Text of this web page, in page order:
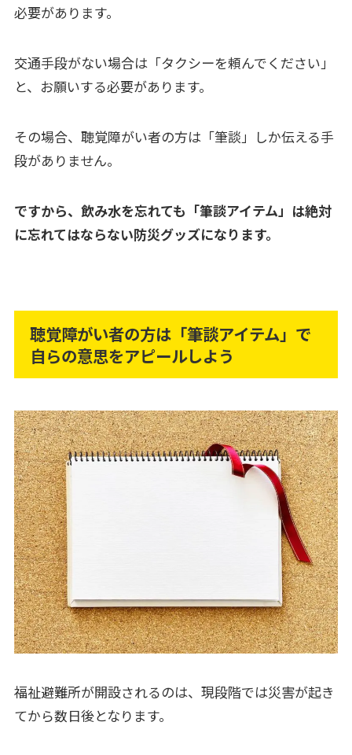
必要があります。
交通手段がない場合は「タクシーを頼んでください」
と、お願いする必要があります。
その場合、聴覚障がい者の方は「筆談」しか伝える手
段がありません。
ですから、飲み水を忘れても「筆談アイテム」は絶対
に忘れてはならない防災グッズになります。
聴覚障がい者の方は「筆談アイテム」で
自らの意思をアピールしよう
福祉避難所が開設されるのは、現段階では災害が起き
てから数日後となります。